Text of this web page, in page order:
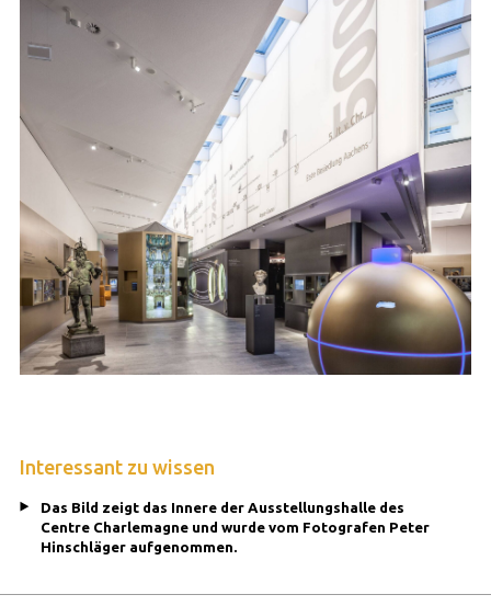
Interessant zu wissen
Das Bild zeigt das Innere der Ausstellungshalle des
Centre Charlemagne und wurde vom Fotografen Peter
Hinschläger aufgenommen.